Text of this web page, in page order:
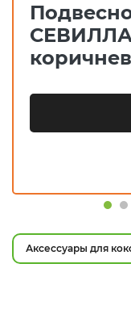
Аксессуары для